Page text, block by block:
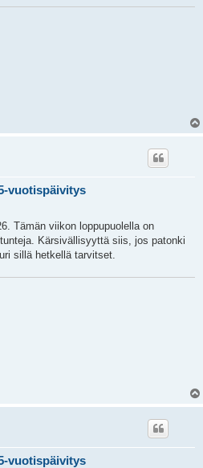
vuotispäivitys
Tämän viikon loppupuolella on
Kärsivällisyyttä siis, jos patonki
sillä hetkellä tarvitset.
vuotispäivitys